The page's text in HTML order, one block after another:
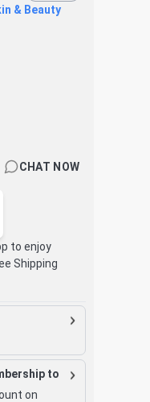
& Beauty
CHAT NOW
to enjoy
Shipping
to
on